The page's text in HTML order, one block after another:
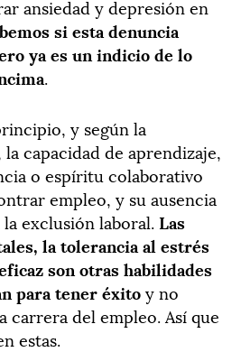
ansiedad y depresión en
si esta denuncia
ya es un indicio de lo
.
y según la
capacidad de aprendizaje,
o espíritu colaborativo
empleo, y su ausencia
exclusión laboral.Las
la tolerancia al estrés
son otras habilidades
para tener éxitoy no
carrera del empleo. Así que
estas.